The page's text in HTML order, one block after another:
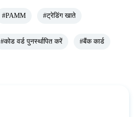
#PAMM #ट्रेडिंग खाते
#कोड वर्ड पुनर्स्थापित करें #बैंक कार्ड